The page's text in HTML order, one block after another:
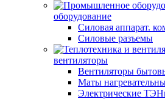
оборудование
Силовая аппарат.
Силовые разъемы
вентиляторы
Вентиляторы
Маты
Электрические